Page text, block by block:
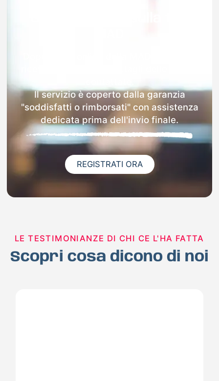
Il servizio è coperto dalla garanzia
"soddisfatti o rimborsati" con assistenza
dedicata prima dell'invio finale.
REGISTRATI ORA
LE TESTIMONIANZE DI CHI CE L'HA FATTA
Scopri cosa dicono di noi